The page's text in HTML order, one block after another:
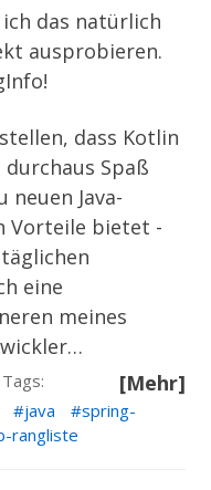
das natürlich
ausprobieren.
!
dass Kotlin
Spaß
neuen Java-
Vorteile bietet -
eine
meines
[Mehr]
Tags:
java
spring-
rangliste